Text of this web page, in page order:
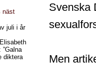
Svenska
Men
näst
juli i år
diktera